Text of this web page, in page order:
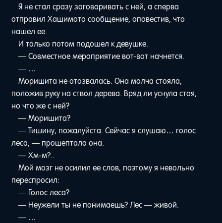
Я не стал сразу заговаривать с ней, а сперва
отправил Хашимото сообщение, оповестив, что
нашел ее.
И только потом подошел к девушке.
— Совместное мероприятие вот-вот начнется.
— …
Моришита не отозвалась. Она молча стояла,
положив руку на ствол дерева. Вряд ли уснула стоя,
но что же с ней?
— Моришита?
— Тишину, пожалуйста. Сейчас я слушаю… голос
леса, — прошептала она.
— Хм-м?..
Мой мозг не осилил ее слов, поэтому я невольно
переспросил:
— Голос леса?
— Неужели ты не понимаешь? Лес — живой.
— …